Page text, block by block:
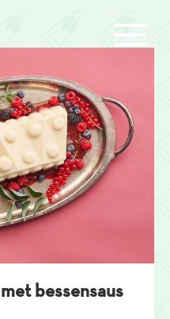
bessensaus